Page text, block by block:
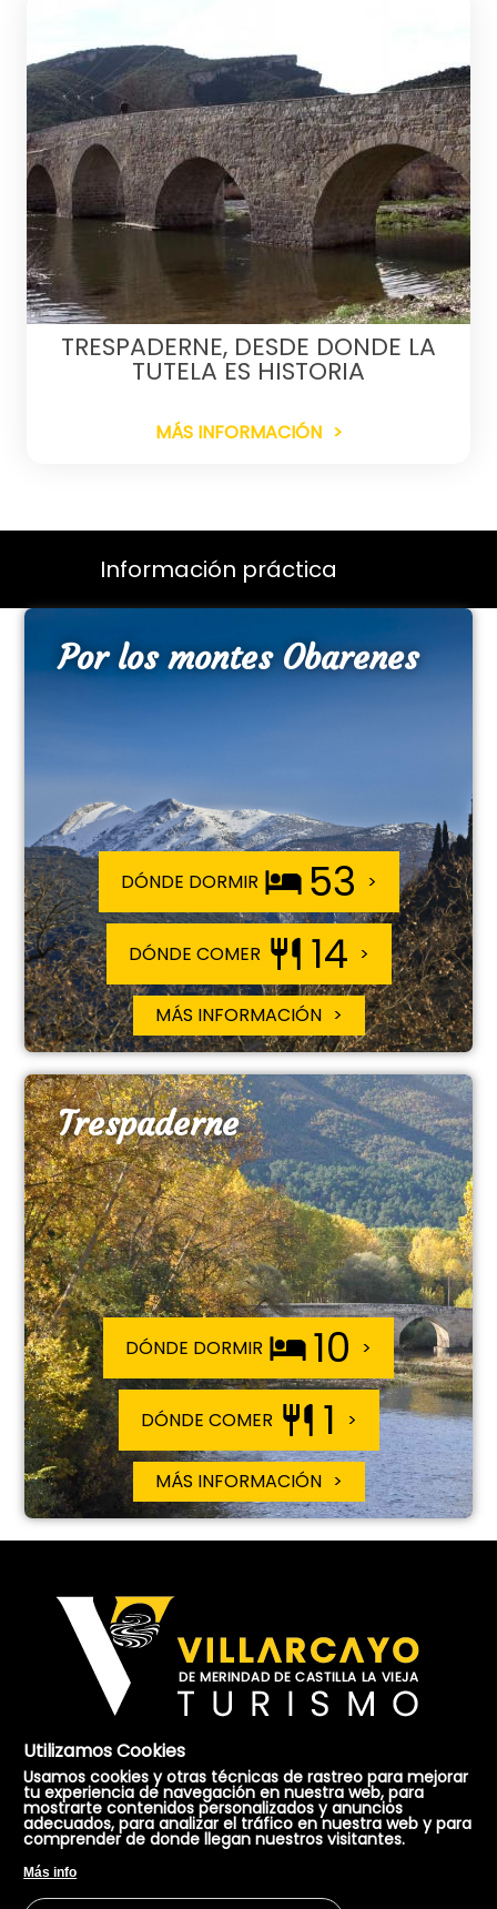
TRESPADERNE, DESDE DONDE LA
TUTELA ES HISTORIA
MÁS INFORMACIÓN
Información práctica
Por los montes Obarenes
DÓNDE DORMIR 53
DÓNDE COMER 14
MÁS INFORMACIÓN
Trespaderne
DÓNDE DORMIR 10
DÓNDE COMER 1
MÁS INFORMACIÓN
Oficina de Turismo de Villarcayo
Dirección:Plaza Mayor, 17. Villarcayo - 09550 Burgos.
Utilizamos Cookies
Usamos cookies y otras técnicas de rastreo para mejorar
tu experiencia de navegación en nuestra web, para
mostrarte contenidos personalizados y anuncios
adecuados, para analizar el tráfico en nuestra web y para
comprender de donde llegan nuestros visitantes.
Más info